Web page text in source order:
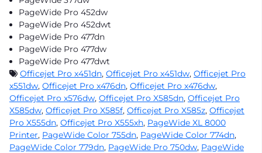
PageWide Pro 452dw
PageWide Pro 452dwt
PageWide Pro 477dn
PageWide Pro 477dw
PageWide Pro 477dwt
Officejet Pro x451dn, Officejet Pro x451dw, Officejet Pro
x551dw, Officejet Pro x476dn, Officejet Pro x476dw,
Officejet Pro x576dw, Officejet Pro X585dn, Officejet Pro
X585dw, Officejet Pro X585f, Officejet Pro X585z, Officejet
Pro X555dn, Officejet Pro X555xh, PageWide XL 8000
Printer, PageWide Color 755dn, PageWide Color 774dn,
PageWide Color 779dn, PageWide Pro 750dw, PageWide